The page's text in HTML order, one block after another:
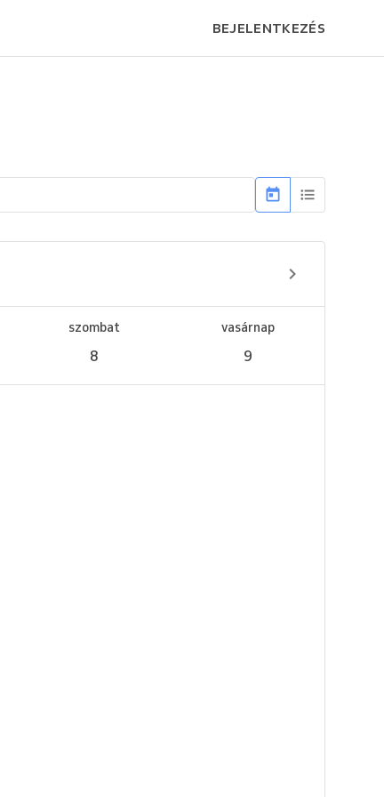
BEJELENTKEZÉS
szombat
8
vasárnap
9